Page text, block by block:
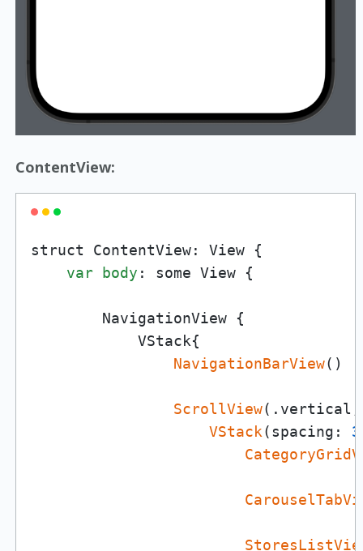
ContentView:
struct ContentView: View {
var
body : some View {
        NavigationView {
            VStack{
NavigationBarView()
ScrollView(.vertical,
VStack(spacing: